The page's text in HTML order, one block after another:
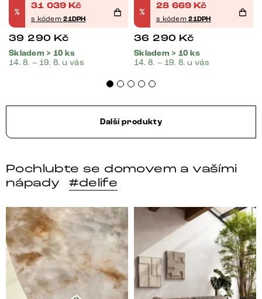
%
31 039 Kč
s kódem21DPH
39 290 Kč
Skladem > 10 ks
14. 8. – 19. 8. u vás
%
28 669 Kč
s kódem21DPH
36 290 Kč
Skladem > 10 ks
14. 8. – 19. 8. u vás
Další produkty
Pochlubte se domovem a vašími
nápady
#delife
DELIFE – Nábytek, který promění dům v domov. Domo
Místo, kam se budeš těšit